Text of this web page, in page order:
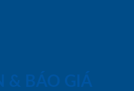
& BÁO GIÁ